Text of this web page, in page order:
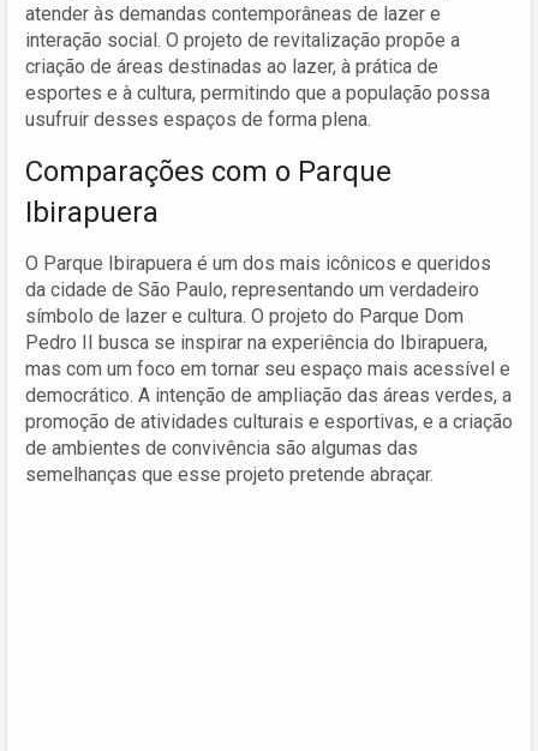
atender às demandas contemporâneas de lazer e
interação social. O projeto de revitalização propõe a
criação de áreas destinadas ao lazer, à prática de
esportes e à cultura, permitindo que a população possa
usufruir desses espaços de forma plena.
Comparações com o Parque
Ibirapuera
O Parque Ibirapuera é um dos mais icônicos e queridos
da cidade de São Paulo, representando um verdadeiro
símbolo de lazer e cultura. O projeto do Parque Dom
Pedro II busca se inspirar na experiência do Ibirapuera,
mas com um foco em tornar seu espaço mais acessível e
democrático. A intenção de ampliação das áreas verdes, a
promoção de atividades culturais e esportivas, e a criação
de ambientes de convivência são algumas das
semelhanças que esse projeto pretende abraçar.